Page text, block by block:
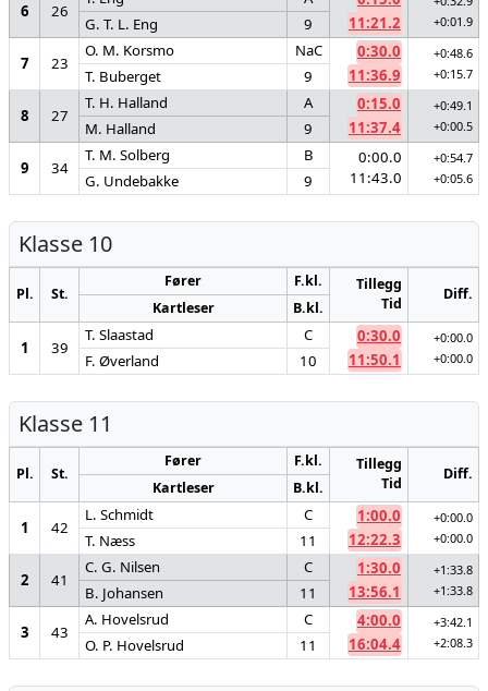
6 26
11:21.2
+0:01.9
G. T. L. Eng
9
7
23
O. M. Korsmo NaC
0:30.0
11:36.9
+0:48.6
+0:15.7
T. Buberget
9
8
27
T. H. Halland A
0:15.0
11:37.4
+0:49.1
+0:00.5
M. Halland
9
9
34
T. M. Solberg B
0:00.0
11:43.0
+0:54.7
+0:05.6
G. Undebakke 9
Klasse 10
Pl. St.
Fører F.kl.
Tillegg
Tid
Diff.
Kartleser B.kl.
1 39
T. Slaastad C
0:30.0
11:50.1
+0:00.0
+0:00.0
F. Øverland 10
Klasse 11
Pl. St.
Fører F.kl.
Tillegg
Tid
Diff.
Kartleser B.kl.
1 42
L. Schmidt C
1:00.0
12:22.3
+0:00.0
+0:00.0
T. Næss
11
2
41
C. G. Nilsen C
1:30.0
13:56.1
+1:33.8
+1:33.8
B. Johansen
11
3
43
A. Hovelsrud C
4:00.0
16:04.4
+3:42.1
+2:08.3
O. P. Hovelsrud 11